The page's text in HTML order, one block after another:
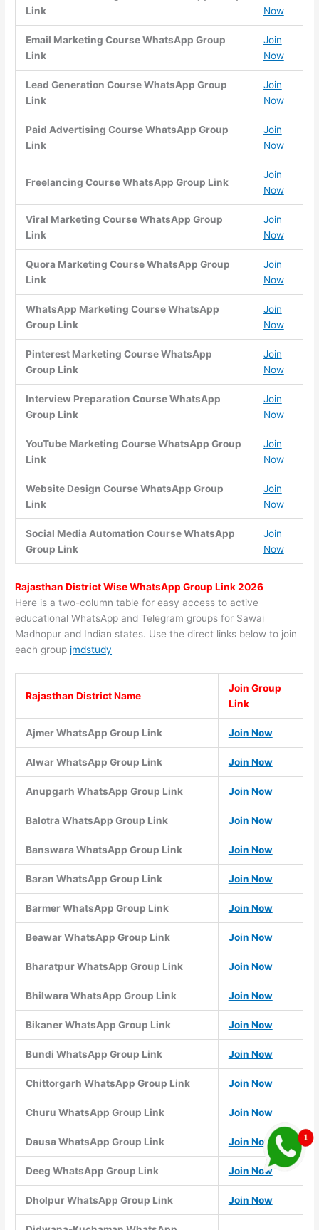
Link
Now
Email Marketing Course WhatsApp Group
Link
Join
Now
Lead Generation Course WhatsApp Group
Link
Join
Now
Paid Advertising Course WhatsApp Group
Link
Join
Now
Freelancing Course WhatsApp Group Link
Join
Now
Viral Marketing Course WhatsApp Group
Link
Join
Now
Quora Marketing Course WhatsApp Group
Link
Join
Now
WhatsApp Marketing Course WhatsApp
Group Link
Join
Now
Pinterest Marketing Course WhatsApp
Group Link
Join
Now
Interview Preparation Course WhatsApp
Group Link
Join
Now
YouTube Marketing Course WhatsApp Group
Link
Join
Now
Website Design Course WhatsApp Group
Link
Join
Now
Social Media Automation Course WhatsApp
Group Link
Join
Now
RajasthanDistrictWise WhatsApp Group Link 2026
Here is a two-column table for easy access to active
educational WhatsApp and Telegram groups for Sawai
Madhopur and Indian states. Use the direct links below to join
each groupjmdstudy
Rajasthan District Name
Join Group
Link
Ajmer WhatsApp Group Link Join Now
Alwar WhatsApp Group Link Join Now
Anupgarh WhatsApp Group Link Join Now
Balotra WhatsApp Group Link Join Now
Banswara WhatsApp Group Link Join Now
Baran WhatsApp Group Link Join Now
Barmer WhatsApp Group Link Join Now
Beawar WhatsApp Group Link Join Now
Bharatpur WhatsApp Group Link Join Now
Bhilwara WhatsApp Group Link Join Now
Bikaner WhatsApp Group Link Join Now
Bundi WhatsApp Group Link Join Now
Chittorgarh WhatsApp Group Link Join Now
Churu WhatsApp Group Link Join Now
Dausa WhatsApp Group Link Join Now
Deeg WhatsApp Group Link Join Now
Dholpur WhatsApp Group Link Join Now